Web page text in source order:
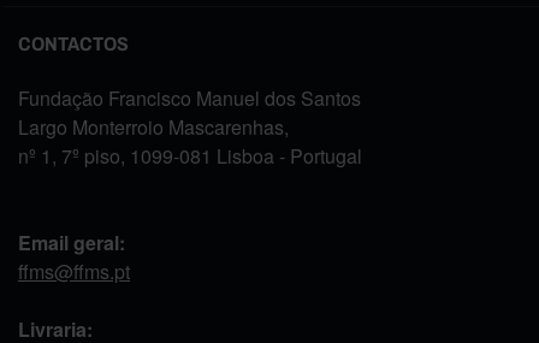
CONTACTOS
Fundação Francisco Manuel dos Santos
Largo Monterroio Mascarenhas,
nº 1, 7º piso, 1099-081 Lisboa - Portugal
Email geral:
ffms@ffms.pt
Livraria: